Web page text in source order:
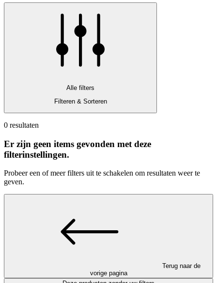
Alle filters
Filteren & Sorteren
0 resultaten
Er zijn geen items gevonden met deze
filterinstellingen.
Probeer een of meer filters uit te schakelen om resultaten weer te
geven.
Terug naar de
vorige pagina